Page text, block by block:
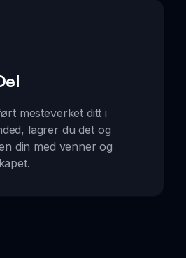
mesteverket ditt i
lagrer du det og
din med venner og